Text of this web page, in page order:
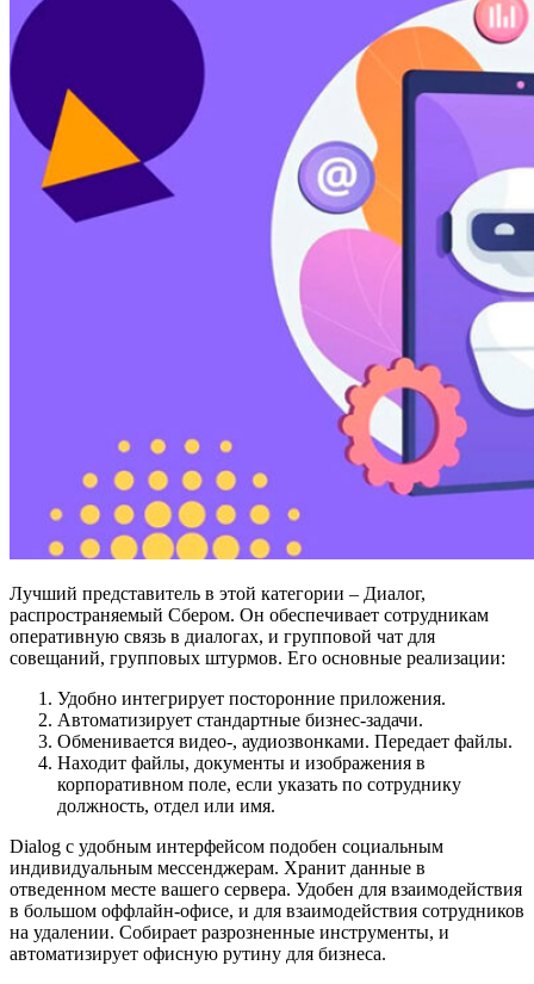
Лучший представитель в этой категории – Диалог,
распространяемый Сбером. Он обеспечивает сотрудникам
оперативную связь в диалогах, и групповой чат для
совещаний, групповых штурмов. Его основные реализации:
Удобно интегрирует посторонние приложения.
Автоматизирует стандартные бизнес-задачи.
Обменивается видео-, аудиозвонками. Передает файлы.
Находит файлы, документы и изображения в
корпоративном поле, если указать по сотруднику
должность, отдел или имя.
Dialog с удобным интерфейсом подобен социальным
индивидуальным мессенджерам. Хранит данные в
отведенном месте вашего сервера. Удобен для взаимодействия
в большом оффлайн-офисе, и для взаимодействия сотрудников
на удалении. Собирает разрозненные инструменты, и
автоматизирует офисную рутину для бизнеса.